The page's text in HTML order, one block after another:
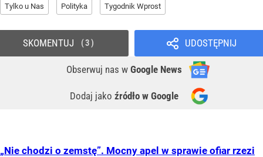
Tylko u Nas Polityka Tygodnik Wprost
UDOSTĘPNIJ
Obserwuj nas w Google News
Dodaj jako źródło w Google
SKOMENTUJ 3
„Nie chodzi o zemstę”. Mocny apel w sprawie ofiar rzezi